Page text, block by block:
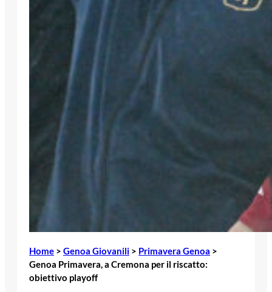
Home > Genoa Giovanili > Primavera Genoa >
Genoa Primavera, a Cremona per il riscatto:
obiettivo playoff